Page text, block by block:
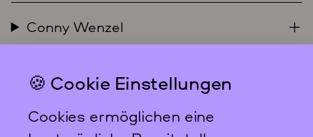
Conny Wenzel
Das feministische
🍪 Cookie Einstellungen
Cookies ermöglichen eine